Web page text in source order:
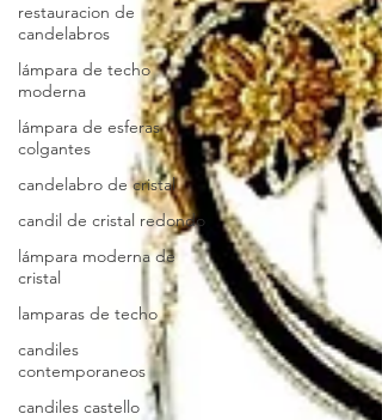
restauracion de
candelabros
lámpara de techo
moderna
lámpara de esferas
colgantes
candelabro de cristal
candil de cristal redondo
lámpara moderna de
cristal
lamparas de techo
candiles
contemporaneos
candiles castello